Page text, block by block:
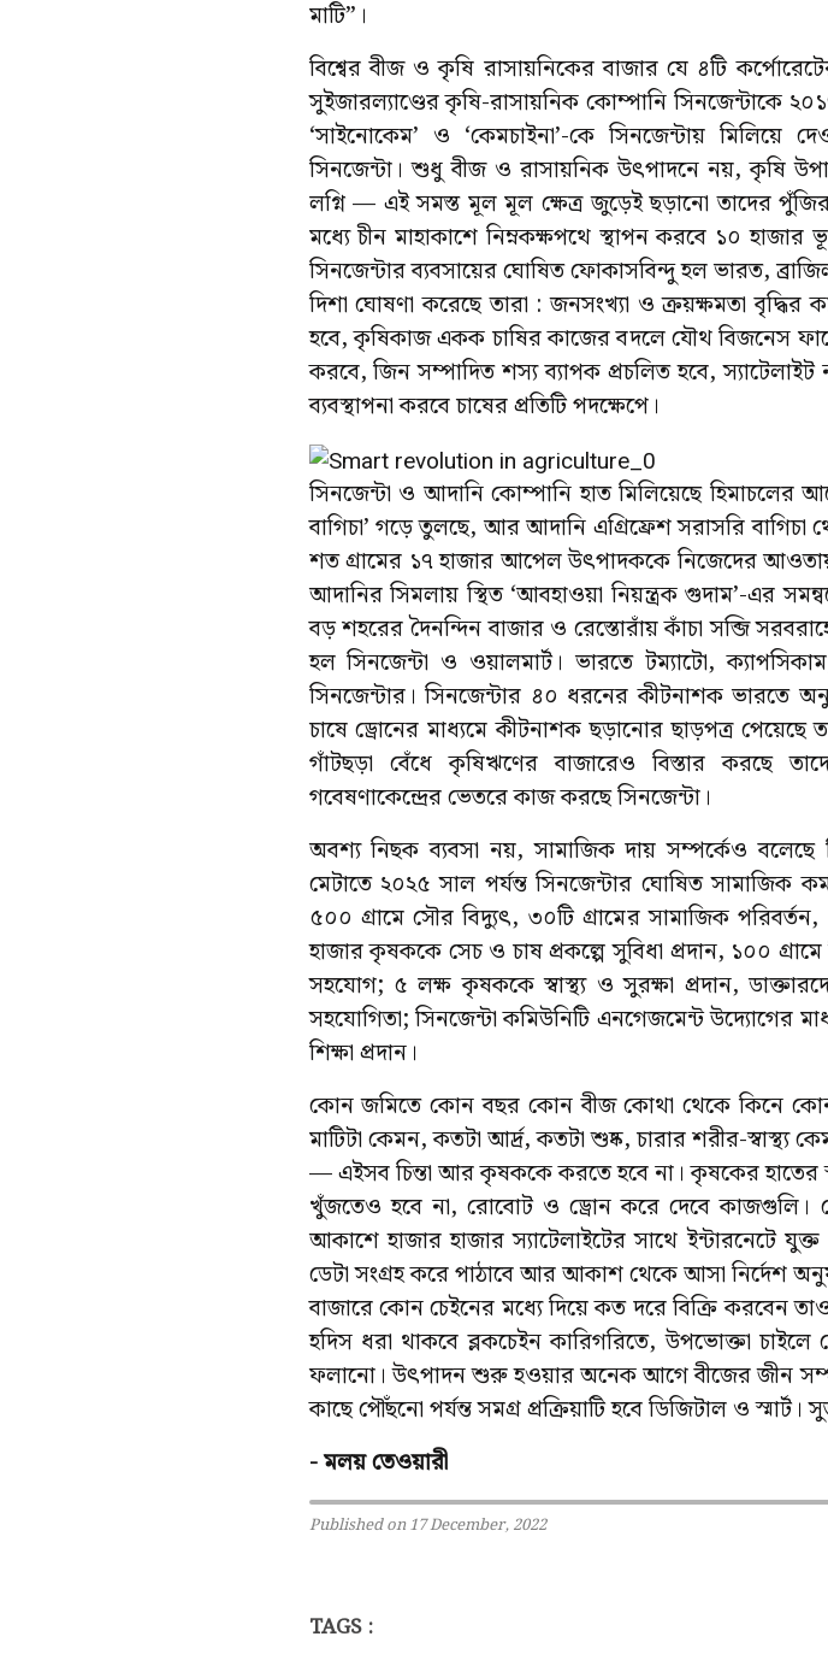
মাটি”।
বিশ্বের বীজ ও কৃষি রাসায়নিকের বাজার যে ৪টি
সুইজারল্যাণ্ডের কৃষি-রাসায়নিক কোম্পানি সিনজেন্টাকে
‘সাইনোকেম’ ও ‘কেমচাইনা’-কে সিনজেন্টায় মিলিয়ে
সিনজেন্টা। শুধু বীজ ও রাসায়নিক উৎপাদনে নয়, কৃষি
লগ্নি — এই সমস্ত মূল মূল ক্ষেত্র জুড়েই ছড়ানো তাদের
মধ্যে চীন মাহাকাশে নিম্নকক্ষপথে স্থাপন করবে ১০ হাজার
সিনজেন্টার ব্যবসায়ের ঘোষিত ফোকাসবিন্দু হল ভারত,
দিশা ঘোষণা করেছে তারা : জনসংখ্যা ও ক্রয়ক্ষমতা বৃদ্ধির
হবে, কৃষিকাজ একক চাষির কাজের বদলে যৌথ বিজনেস
করবে, জিন সম্পাদিত শস্য ব্যাপক প্রচলিত হবে, স্যাটেলাইট
ব্যবস্থাপনা করবে চাষের প্রতিটি পদক্ষেপে।
সিনজেন্টা ও আদানি কোম্পানি হাত মিলিয়েছে
বাগিচা’ গড়ে তুলছে, আর আদানি এগ্রিফ্রেশ সরাসরি
শত গ্রামের ১৭ হাজার আপেল উৎপাদককে নিজেদের
আদানির সিমলায় স্থিত ‘আবহাওয়া নিয়ন্ত্রক গুদাম’-এর
বড় শহরের দৈনন্দিন বাজার ও রেস্তোরাঁয় কাঁচা সব্জি
হল সিনজেন্টা ও ওয়ালমার্ট। ভারতে টম্যাটো,
সিনজেন্টার। সিনজেন্টার ৪০ ধরনের কীটনাশক
চাষে ড্রোনের মাধ্যমে কীটনাশক ছড়ানোর ছাড়পত্র পেয়েছে
গাঁটছড়া বেঁধে কৃষিঋণের বাজারেও বিস্তার করছে
গবেষণাকেন্দ্রের ভেতরে কাজ করছে সিনজেন্টা।
অবশ্য নিছক ব্যবসা নয়, সামাজিক দায় সম্পর্কেও বলেছে
মেটাতে ২০২৫ সাল পর্যন্ত সিনজেন্টার ঘোষিত সামাজিক
৫০০ গ্রামে সৌর বিদ্যুৎ, ৩০টি গ্রামের সামাজিক পরিবর্তন,
হাজার কৃষককে সেচ ও চাষ প্রকল্পে সুবিধা প্রদান, ১০০
সহযোগ; ৫ লক্ষ কৃষককে স্বাস্থ্য ও সুরক্ষা প্রদান,
সহযোগিতা; সিনজেন্টা কমিউনিটি এনগেজমেন্ট উদ্যোগের
শিক্ষা প্রদান।
কোন জমিতে কোন বছর কোন বীজ কোথা থেকে কিনে
মাটিটা কেমন, কতটা আর্দ্র, কতটা শুষ্ক, চারার শরীর-
— এইসব চিন্তা আর কৃষককে করতে হবে না। কৃষকের হাতের
খুঁজতেও হবে না, রোবোট ও ড্রোন করে দেবে কাজগুলি।
আকাশে হাজার হাজার স্যাটেলাইটের সাথে ইন্টারনেটে যুক্ত
ডেটা সংগ্রহ করে পাঠাবে আর আকাশ থেকে আসা নির্দেশ
বাজারে কোন চেইনের মধ্যে দিয়ে কত দরে বিক্রি করবেন তাও
হদিস ধরা থাকবে ব্লকচেইন কারিগরিতে, উপভোক্তা
ফলানো। উৎপাদন শুরু হওয়ার অনেক আগে বীজের জীন
কাছে পৌঁছনো পর্যন্ত সমগ্র প্রক্রিয়াটি হবে ডিজিটাল ও
- মলয় তেওয়ারী
Published on 17 December, 2022
TAGS :